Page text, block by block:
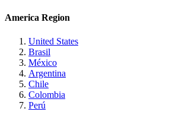
America Region
United States
Brasil
México
Argentina
Chile
Colombia
Perú